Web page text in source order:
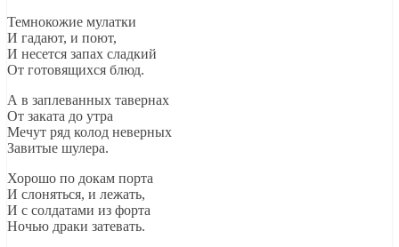
Темнокожие мулатки
И гадают, и поют,
И несется запах сладкий
От готовящихся блюд.
А в заплеванных тавернах
От заката до утра
Мечут ряд колод неверных
Завитые шулера.
Хорошо по докам порта
И слоняться, и лежать,
И с солдатами из форта
Ночью драки затевать.